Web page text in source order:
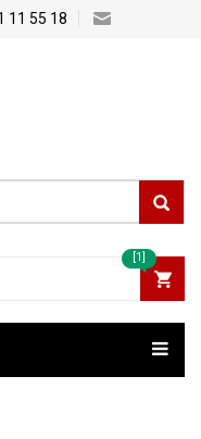
11 55 18
[1]